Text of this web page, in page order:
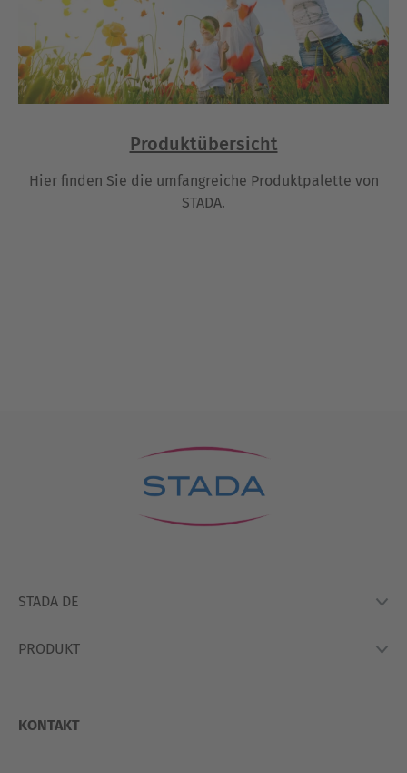
Produktübersicht
Hier finden Sie die umfangreiche Produktpalette von
STADA.
STADA DE
Lexikon
PRODUKT
KONTAKT